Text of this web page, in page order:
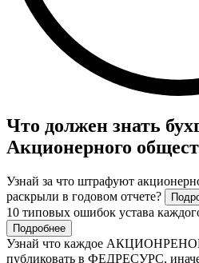
Что должен знать
Акционерного
Узнай за что штрафуют
раскрыли в годовом отчете?
10 типовых ошибок устава
Подробнее
Узнай что каждое
публиковать в ФЕДРЕСУРС,